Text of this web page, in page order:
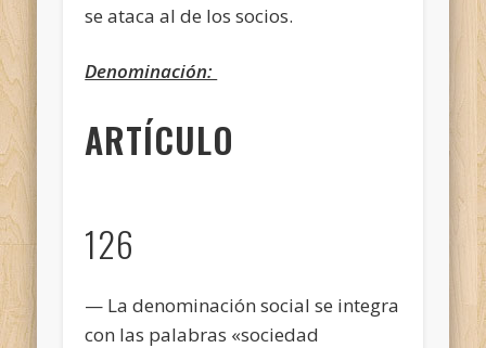
se ataca al de los socios.
Denominación:
ARTÍCULO
126
— La denominación social se integra
con las palabras «sociedad